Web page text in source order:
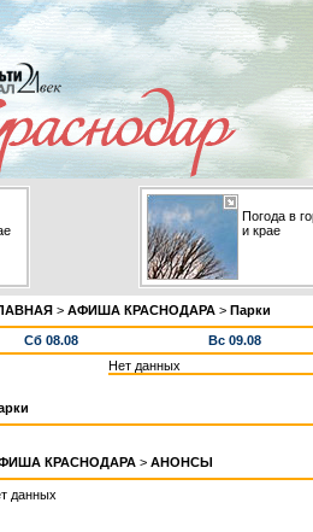
Погода в
и крае
> АФИША КРАСНОДАРА > Парки
Сб 08.08 Вс 09.08
Нет данных
КРАСНОДАРА > АНОНСЫ
данных